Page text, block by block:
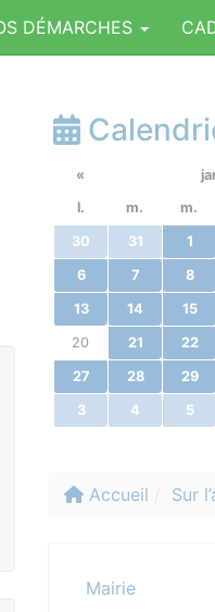
DÉMARCHES
«
l.
m. m.
30 31 1
6 7 8
13 14 15
20 21 22
27 28 29
3 4 5
Accueil Sur
Mairie